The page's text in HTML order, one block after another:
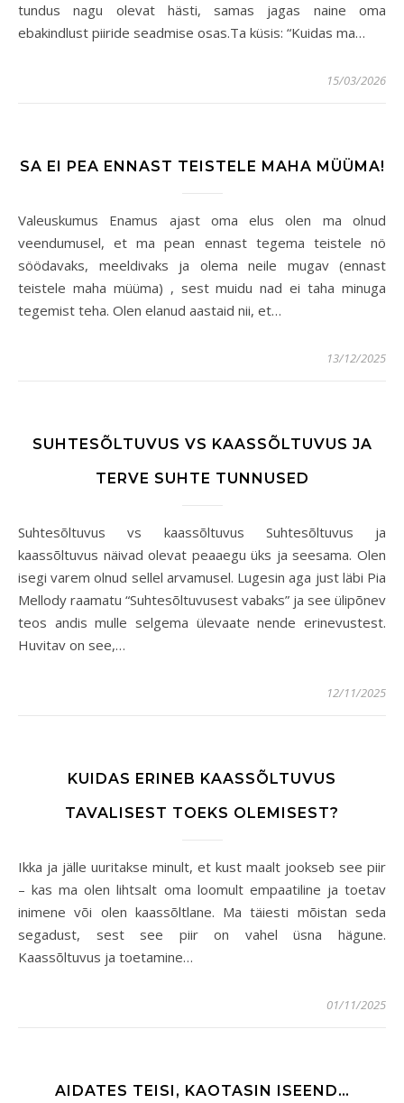
tundus nagu olevat hästi, samas jagas naine oma
ebakindlust piiride seadmise osas.Ta küsis: “Kuidas ma…
15/03/2026
SA EI PEA ENNAST TEISTELE MAHA MÜÜMA!
Valeuskumus Enamus ajast oma elus olen ma olnud
veendumusel, et ma pean ennast tegema teistele nö
söödavaks, meeldivaks ja olema neile mugav (ennast
teistele maha müüma) , sest muidu nad ei taha minuga
tegemist teha. Olen elanud aastaid nii, et…
13/12/2025
SUHTESÕLTUVUS VS KAASSÕLTUVUS JA
TERVE SUHTE TUNNUSED
Suhtesõltuvus vs kaassõltuvus Suhtesõltuvus ja
kaassõltuvus näivad olevat peaaegu üks ja seesama. Olen
isegi varem olnud sellel arvamusel. Lugesin aga just läbi Pia
Mellody raamatu “Suhtesõltuvusest vabaks” ja see ülipõnev
teos andis mulle selgema ülevaate nende erinevustest.
Huvitav on see,…
12/11/2025
KUIDAS ERINEB KAASSÕLTUVUS
TAVALISEST TOEKS OLEMISEST?
Ikka ja jälle uuritakse minult, et kust maalt jookseb see piir
– kas ma olen lihtsalt oma loomult empaatiline ja toetav
inimene või olen kaassõltlane. Ma täiesti mõistan seda
segadust, sest see piir on vahel üsna hägune.
Kaassõltuvus ja toetamine…
01/11/2025
AIDATES TEISI, KAOTASIN ISEEND…